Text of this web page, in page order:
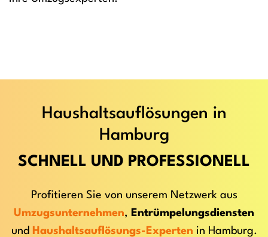
Haushaltsauflösungen in
Hamburg
SCHNELL UND PROFESSIONELL
Profitieren Sie von unserem Netzwerk aus
Umzugsunternehmen, Entrümpelungsdiensten
und
Haushaltsauflösungs-Experten in Hamburg.